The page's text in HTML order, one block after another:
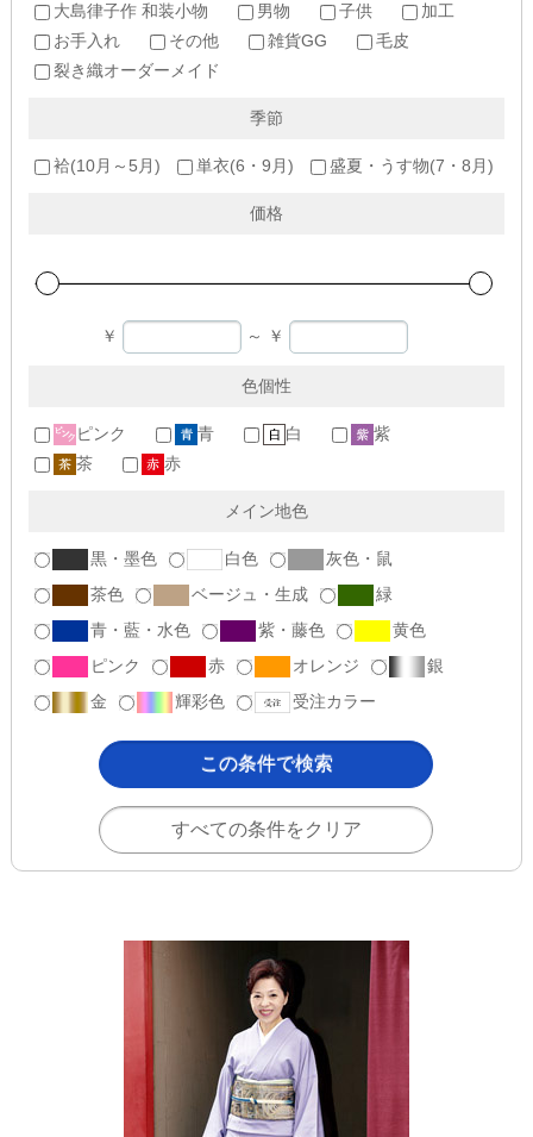
大島律子作 和装小物
男物 子供
加工
お手入れ
その他 雑貨GG
毛皮
裂き織オーダーメイド
季節
袷(10月～5月) 単衣(6・9月) 盛夏・うす物(7・8月)
価格
￥ ～ ￥
色個性
ピンク 青 白
紫
茶
赤
メイン地色
黒・墨色 白色
灰色・鼠
茶色
ベージュ・生成
緑
青・藍・水色
紫・藤色
黄色
ピンク
赤 オレンジ
銀
金
輝彩色 受注カラー